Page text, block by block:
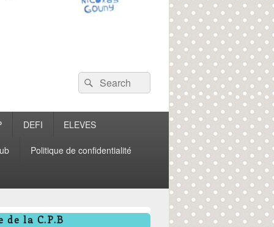
Recherche :
Rechercher
DEFI ELEVES
Politique de confidentialité
de la C.P.B